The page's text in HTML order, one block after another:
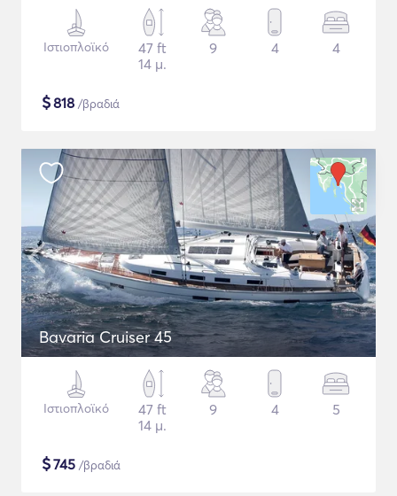
Ιστιοπλοϊκό
47 ft
14 μ.
9 4 4
$818 /βραδιά
Bavaria Cruiser 45
Ιστιοπλοϊκό
47 ft
14 μ.
9 4 5
$745 /βραδιά